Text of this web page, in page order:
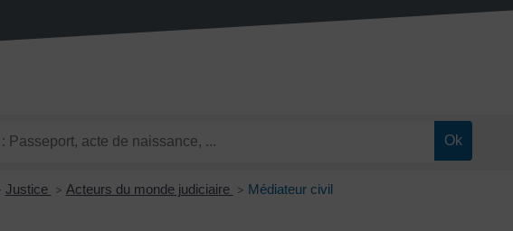
Justice > Acteurs du monde judiciaire > Médiateur civil